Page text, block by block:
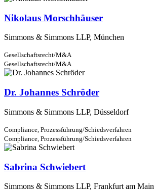
Nikolaus Morschhäuser
Simmons & Simmons LLP, München
Gesellschaftsrecht/M&A
Gesellschaftsrecht/M&A
Dr. Johannes Schröder
Simmons & Simmons LLP, Düsseldorf
Compliance, Prozessführung/Schiedsverfahren
Compliance, Prozessführung/Schiedsverfahren
Sabrina Schwiebert
Simmons & Simmons LLP, Frankfurt am Main